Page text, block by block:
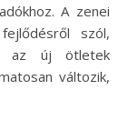
A zenei
szól,
az új ötletek
változik,